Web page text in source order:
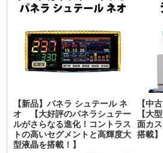
【新品】パネラ シュテール ネ
オ 【大好評のパネラシュテー
ルがさらなる進化！コントラス
トの高いセグメントと高輝度大
型液晶を搭載！】
【中
【大
面カ
搭載】